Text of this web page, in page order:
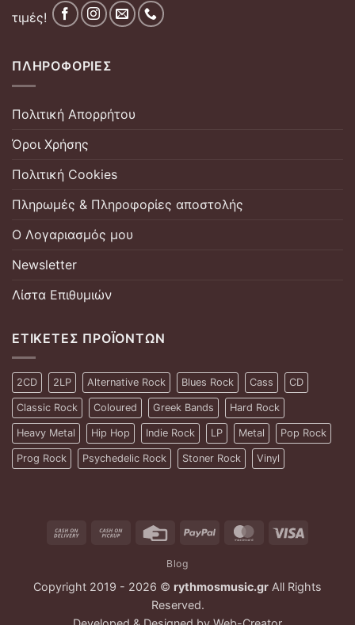
τιμές!
ΠΛΗΡΟΦΟΡΊΕΣ
Πολιτική Απορρήτου
Όροι Χρήσης
Πολιτική Cookies
Πληρωμές & Πληροφορίες αποστολής
Ο Λογαριασμός μου
Newsletter
Λίστα Επιθυμιών
ΕΤΙΚΈΤΕΣ ΠΡΟΪΌΝΤΩΝ
2CD 2LP Alternative Rock Blues Rock Cass CD
Classic Rock Coloured Greek Bands Hard Rock
Heavy Metal Hip Hop Indie Rock LP Metal Pop Rock
Prog Rock Psychedelic Rock Stoner Rock Vinyl
Cash
Cash
Credit
PayPal MasterCard
Blog
Copyright 2019 - 2026 © rythmosmusic.gr All Rights
Reserved.